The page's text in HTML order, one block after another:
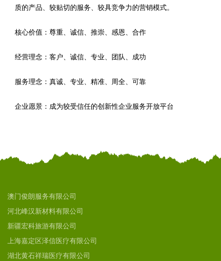
质的产品、较贴切的服务、较具竞争力的营销模式。
核心价值：尊重、诚信、推崇、感恩、合作
经营理念：客户、诚信、专业、团队、成功
服务理念：真诚、专业、精准、周全、可靠
企业愿景：成为较受信任的创新性企业服务开放平台
澳门俊朗服务有限公司
河北峰汉新材料有限公司
新疆宏科旅游有限公司
上海嘉定区泽信医疗有限公司
湖北黄石祥瑞医疗有限公司